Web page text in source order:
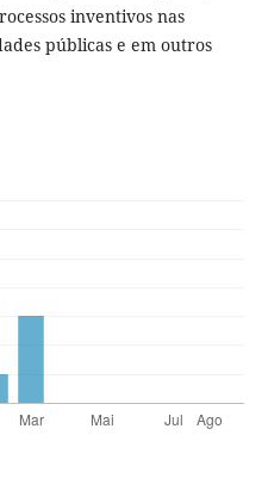
inventivos nas
públicas e em outros